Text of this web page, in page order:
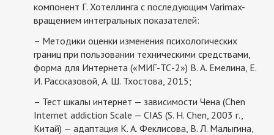
компонент Г. Хотеллинга с последующим Varimax-
вращением интегральных показателей:
– Методики оценки изменения психологических
границ при пользовании техническими средствами,
форма для Интернета («МИГ-ТС-2») В. А. Емелина, Е.
И. Рассказовой, А. Ш. Тхостова, 2015;
– Тест шкалы интернет — зависимости Чена (Chen
Internet addiction Scale — CIAS (S. H. Chen, 2003 г.,
Китай) — адаптация К. А. Феклисова, В. Л. Малыгина,